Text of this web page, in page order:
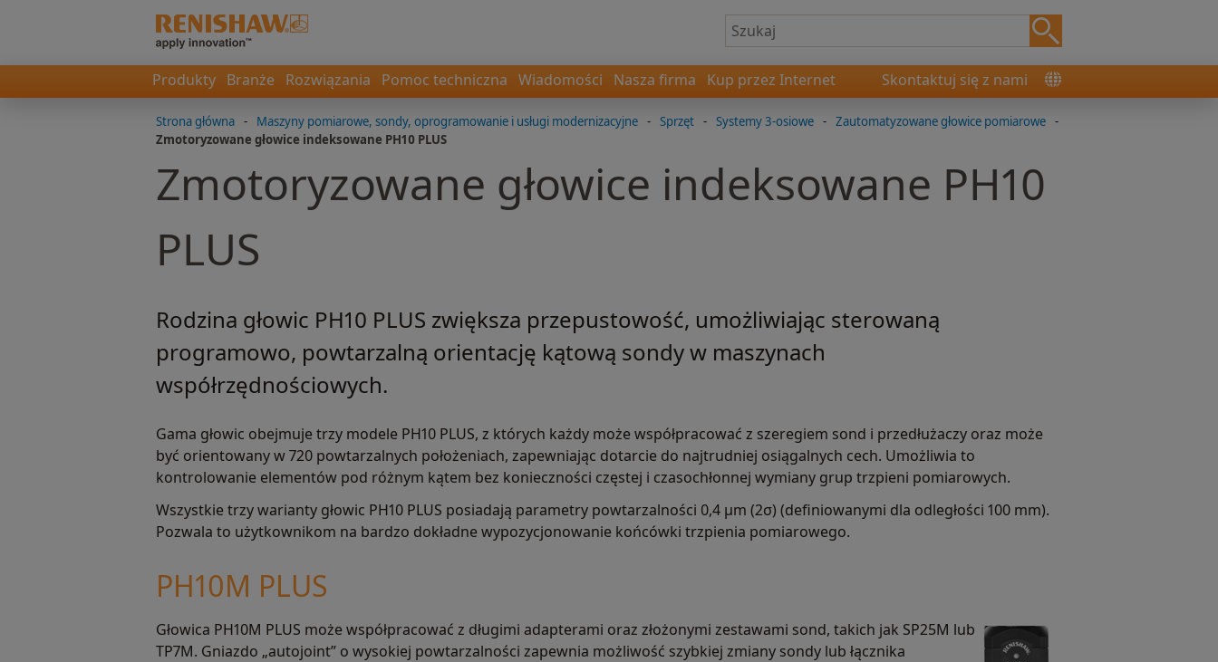
Produkty Branże Rozwiązania Pomoc techniczna Wiadomości Nasza firma Kup przez Internet Skontaktuj się z nami
Strona główna - Maszyny pomiarowe, sondy, oprogramowanie i usługi modernizacyjne - Sprzęt - Systemy 3-osiowe - Zautomatyzowane głowice pomiarowe -
Zmotoryzowane głowice indeksowane PH10 PLUS
Zmotoryzowane głowice indeksowane PH10
PLUS
Rodzina głowic PH10 PLUS zwiększa przepustowość, umożliwiając sterowaną
programowo, powtarzalną orientację kątową sondy w maszynach
współrzędnościowych.
Gama głowic obejmuje trzy modele PH10 PLUS, z których każdy może współpracować z szeregiem sond i przedłużaczy oraz może
być orientowany w 720 powtarzalnych położeniach, zapewniając dotarcie do najtrudniej osiągalnych cech. Umożliwia to
kontrolowanie elementów pod różnym kątem bez konieczności częstej i czasochłonnej wymiany grup trzpieni pomiarowych.
Wszystkie trzy warianty głowic PH10 PLUS posiadają parametry powtarzalności 0,4 µm (2σ) (definiowanymi dla odległości 100 mm).
Pozwala to użytkownikom na bardzo dokładne wypozycjonowanie końcówki trzpienia pomiarowego.
PH10M PLUS
Głowica PH10M PLUS może współpracować z długimi adapterami oraz złożonymi zestawami sond, takich jak SP25M lub
TP7M. Gniazdo „autojoint” o wysokiej powtarzalności zapewnia możliwość szybkiej zmiany sondy lub łącznika